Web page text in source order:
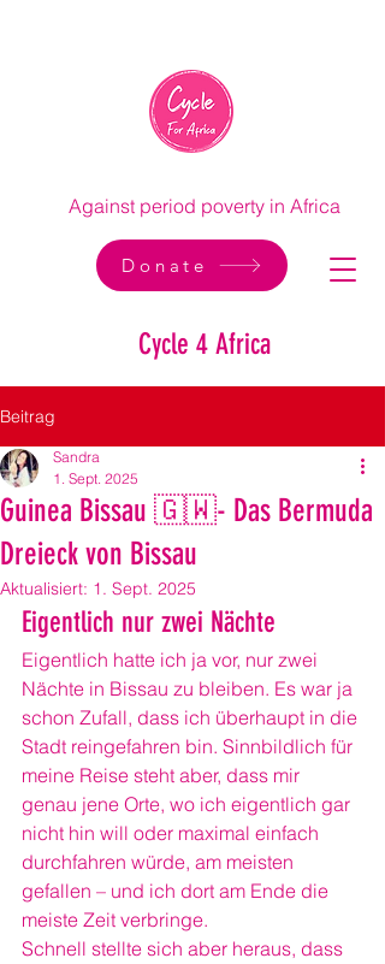
Cycle 4 Africa
Against period poverty in Africa
Donate
Beitrag
Guinea Bissau 🇬🇼- Das Bermuda
Dreieck von Bissau
Sandra
1. Sept. 2025
Aktualisiert: 1. Sept. 2025
Eigentlich nur zwei Nächte
Eigentlich hatte ich ja vor, nur zwei
Nächte in Bissau zu bleiben. Es war ja
schon Zufall, dass ich überhaupt in die
Stadt reingefahren bin. Sinnbildlich für
meine Reise steht aber, dass mir
genau jene Orte, wo ich eigentlich gar
nicht hin will oder maximal einfach
durchfahren würde, am meisten
gefallen – und ich dort am Ende die
meiste Zeit verbringe.
Schnell stellte sich aber heraus, dass